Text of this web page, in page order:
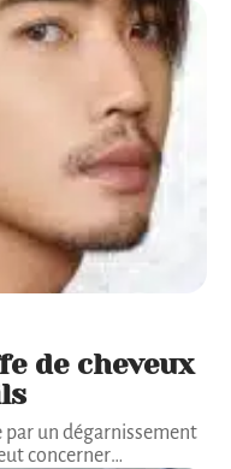
de cheveux
par un dégarnissement
concerner…